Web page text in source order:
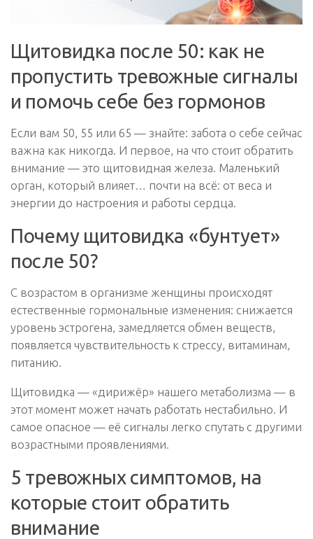
Щитовидка после 50: как не
пропустить тревожные сигналы
и помочь себе без гормонов
Если вам 50, 55 или 65 — знайте: забота о себе сейчас
важна как никогда. И первое, на что стоит обратить
внимание — это щитовидная железа. Маленький
орган, который влияет… почти на всё: от веса и
энергии до настроения и работы сердца.
Почему щитовидка «бунтует»
после 50?
С возрастом в организме женщины происходят
естественные гормональные изменения: снижается
уровень эстрогена, замедляется обмен веществ,
появляется чувствительность к стрессу, витаминам,
питанию.
Щитовидка — «дирижёр» нашего метаболизма — в
этот момент может начать работать нестабильно. И
самое опасное — её сигналы легко спутать с другими
возрастными проявлениями.
5 тревожных симптомов, на
которые стоит обратить
внимание